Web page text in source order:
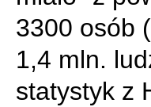
3300 osób
1,4 mln.
statystyk z